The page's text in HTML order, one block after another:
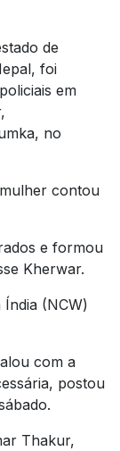
de
foi
em
no
contou
e formou
Kherwar.
(NCW)
com a
postou
Thakur,